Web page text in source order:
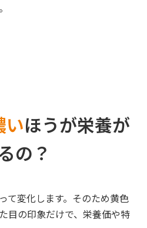
いほうが栄養が
の？
て変化します。そのため黄色
目の印象だけで、栄養価や特